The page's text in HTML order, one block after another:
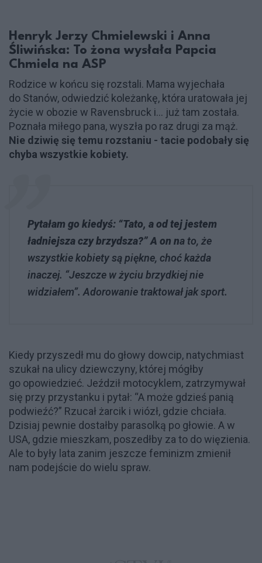
Henryk Jerzy Chmielewski i Anna
Śliwińska: To żona wysłała Papcia
Chmiela na ASP
Rodzice w końcu się rozstali. Mama wyjechała
do Stanów, odwiedzić koleżankę, która uratowała jej
życie w obozie w Ravensbruck i… już tam została.
Poznała miłego pana, wyszła po raz drugi za mąż.
Nie dziwię się temu rozstaniu - tacie podobały się
chyba wszystkie kobiety.
Pytałam go kiedyś: “Tato, a od tej jestem
ładniejsza czy brzydsza?” A on na to, że
wszystkie kobiety są piękne, choć każda
inaczej. “Jeszcze w życiu brzydkiej nie
widziałem”. Adorowanie traktował jak sport.
Kiedy przyszedł mu do głowy dowcip, natychmiast
szukał na ulicy dziewczyny, której mógłby
go opowiedzieć. Jeździł motocyklem, zatrzymywał
się przy przystanku i pytał: “A może gdzieś panią
podwieźć?” Rzucał żarcik i wiózł, gdzie chciała.
Dzisiaj pewnie dostałby parasolką po głowie. A w
USA, gdzie mieszkam, poszedłby za to do więzienia.
Ale to były lata zanim jeszcze feminizm zmienił
nam podejście do wielu spraw.